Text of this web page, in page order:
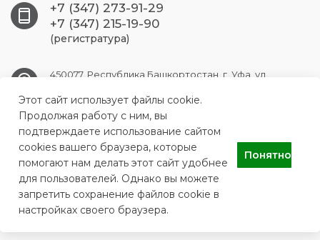
+7 (347) 273-91-29
+7 (347) 215-19-90
(регистратура)
450077, Республика Башкортостан, г. Уфа, ул.
kspbgmu@yandex.ru
Клиническая стоматологическая поликлиника Башкирского
Государственного Медицинского Университета
Этот сайт использует файлы cookie.
Продолжая работу с ним, вы
подтверждаете использование сайтом
cookies вашего браузера, которые
помогают нам делать этот сайт удобнее
для пользователей. Однако вы можете
запретить сохранение файлов cookie в
настройках своего браузера.
Понятно